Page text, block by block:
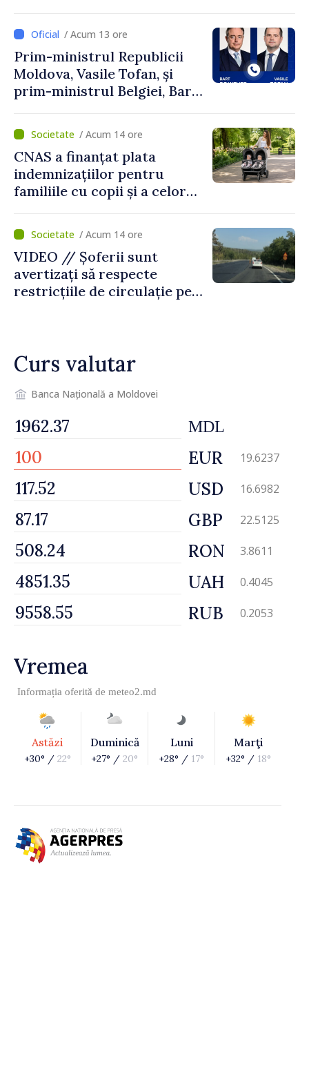
/ Acum 13 ore
Prim-ministrul Republicii
Moldova, Vasile Tofan, și
prim-ministrul Belgiei, Bart
despre parcursul european
al Republicii Moldova.
/ Acum 14 ore
CNAS a finanțat plata
indemnizațiilor pentru
familiile cu copii și a celor
temporară de muncă
/ Acum 14 ore
VIDEO // Șoferii sunt
avertizați să respecte
restricțiile de circulație pe
Curs valutar
Banca Națională a Moldovei
MDL
EUR 19.6237
USD 16.6982
GBP 22.5125
RON 3.8611
UAH 0.4045
RUB 0.2053
Vremea
Informația oferită de meteo2.md
Astăzi
+30° / 22°
Duminică
+27° / 20°
Luni
+28° / 17°
Marţi
+32° / 18°